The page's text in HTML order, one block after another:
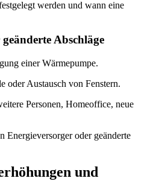
werden und wann eine
Abschläge
einer Wärmepumpe.
oder Austausch von Fenstern.
Personen, Homeoffice, neue
Energieversorger oder geänderte
und